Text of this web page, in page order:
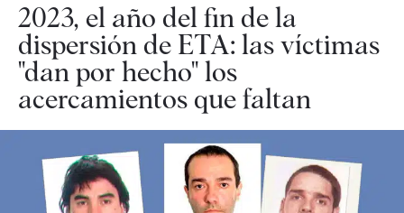
2023, el año del fin de la
dispersión de ETA: las víctimas
"dan por hecho" los
acercamientos que faltan